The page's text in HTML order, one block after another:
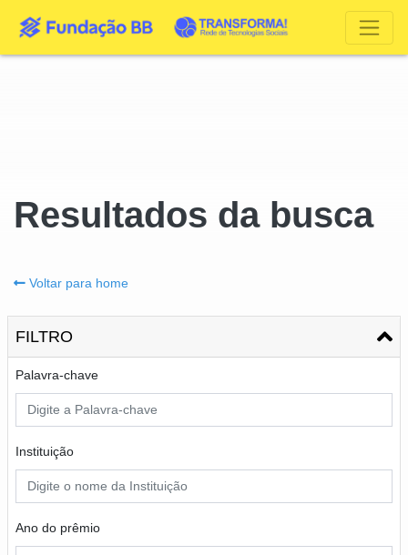
Resultados da busca
Voltar para home
FILTRO
Palavra-chave
Instituição
Ano do prêmio